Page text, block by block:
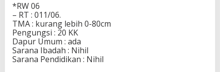
*RW 06
– RT : 011/06.
TMA : kurang lebih 0-80cm
Pengungsi : 20 KK
Dapur Umum : ada
Sarana Ibadah : Nihil
Sarana Pendidikan : Nihil